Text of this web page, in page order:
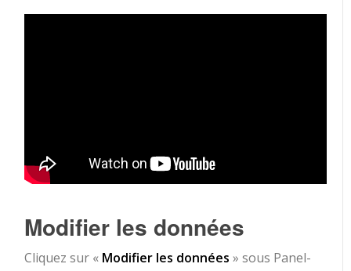
Modifier les données
Cliquez sur « Modifier les données » sous Panel-